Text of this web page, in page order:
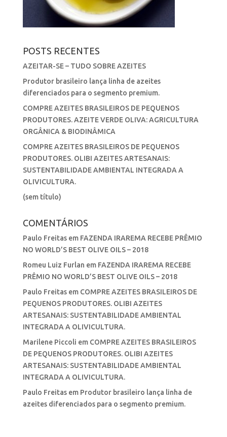
POSTS RECENTES
AZEITAR-SE – TUDO SOBRE AZEITES
Produtor brasileiro lança linha de azeites
diferenciados para o segmento premium.
COMPRE AZEITES BRASILEIROS DE PEQUENOS
PRODUTORES. AZEITE VERDE OLIVA: AGRICULTURA
ORGÂNICA & BIODINÂMICA
COMPRE AZEITES BRASILEIROS DE PEQUENOS
PRODUTORES. OLIBI AZEITES ARTESANAIS:
SUSTENTABILIDADE AMBIENTAL INTEGRADA A
OLIVICULTURA.
(sem título)
COMENTÁRIOS
Paulo Freitasem FAZENDA IRAREMA RECEBE PRÊMIO
NO WORLD’S BEST OLIVE OILS – 2018
Romeu Luiz Furlan em FAZENDA IRAREMA RECEBE
PRÊMIO NO WORLD’S BEST OLIVE OILS – 2018
Paulo Freitasem COMPRE AZEITES BRASILEIROS DE
PEQUENOS PRODUTORES. OLIBI AZEITES
ARTESANAIS: SUSTENTABILIDADE AMBIENTAL
INTEGRADA A OLIVICULTURA.
Marilene Piccoli em COMPRE AZEITES BRASILEIROS
DE PEQUENOS PRODUTORES. OLIBI AZEITES
ARTESANAIS: SUSTENTABILIDADE AMBIENTAL
INTEGRADA A OLIVICULTURA.
Paulo Freitasem Produtor brasileiro lança linha de
azeites diferenciados para o segmento premium.